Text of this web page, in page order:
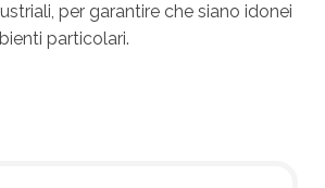
per garantire che siano idonei
particolari.